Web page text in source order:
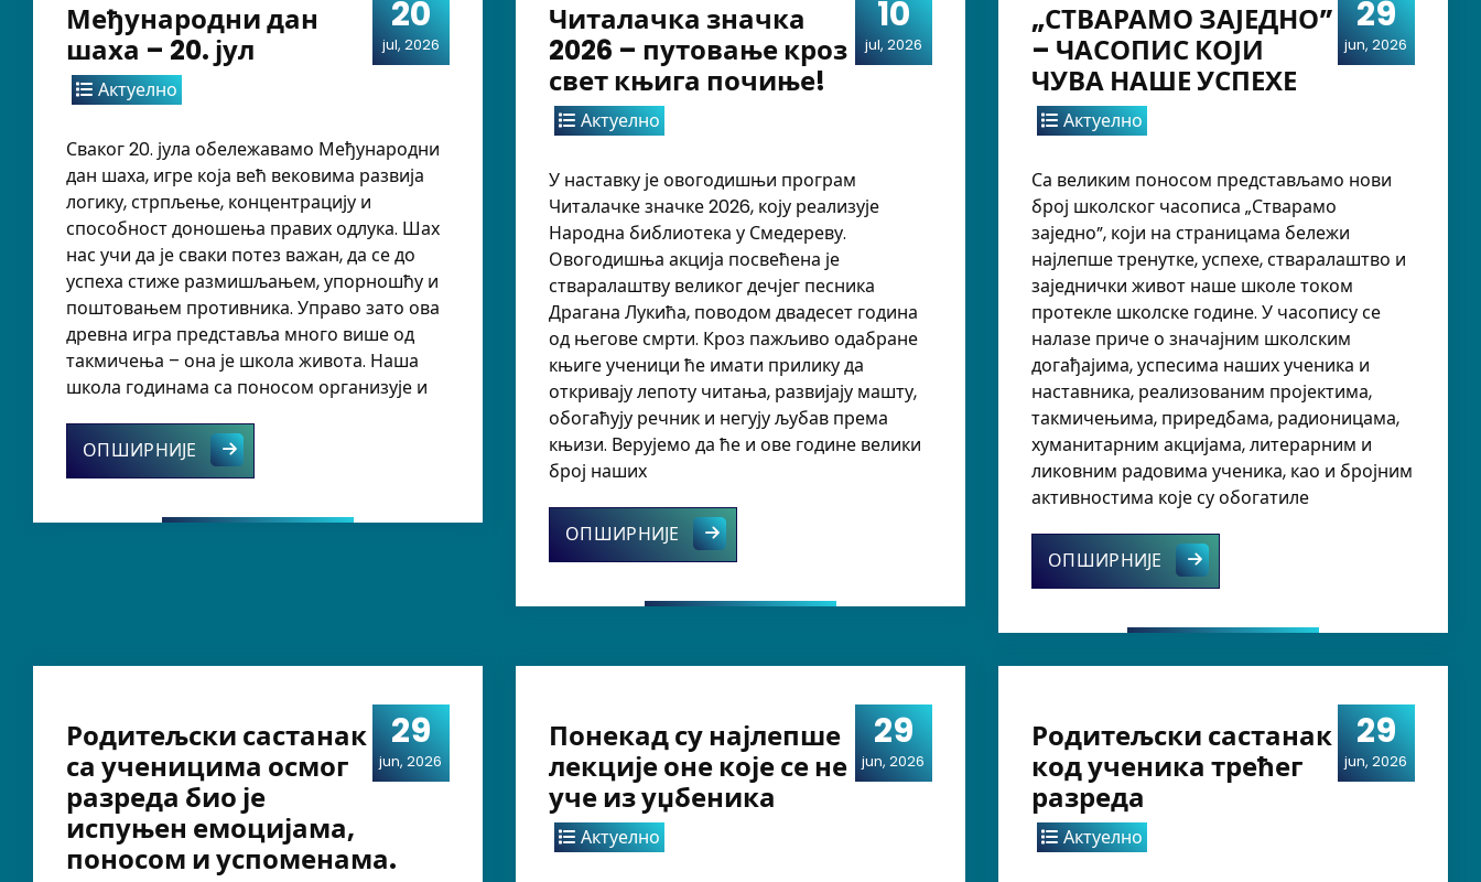
20
jul, 2026
Међународни дан
шаха – 20. јул
Актуелно
Сваког 20. јула обележавамо Међународни
дан шаха, игре која већ вековима развија
логику, стрпљење, концентрацију и
способност доношења правих одлука. Шах
нас учи да је сваки потез важан, да се до
успеха стиже размишљањем, упорношћу и
поштовањем противника. Управо зато ова
древна игра представља много више од
такмичења – она је школа живота. Наша
школа годинама са поносом организује и
ОПШИРНИЈЕ Међународни дан шаха – 20. јул
10
jul, 2026
Читалачка значка
2026 – путовање кроз
свет књига почиње!
Актуелно
У наставку је овогодишњи програм
Читалачке значке 2026, коју реализује
Народна библиотека у Смедереву.
Овогодишња акција посвећена је
стваралаштву великог дечјег песника
Драгана Лукића, поводом двадесет година
од његове смрти. Кроз пажљиво одабране
књиге ученици ће имати прилику да
откривају лепоту читања, развијају машту,
обогаћују речник и негују љубав према
књизи. Верујемо да ће и ове године велики
број наших
ОПШИРНИЈЕ Читалачка значка 2026 – путовање кроз свет књига почиње!
29
jun, 2026
„СТВАРАМО ЗАЈЕДНО”
– ЧАСОПИС КОЈИ
ЧУВА НАШЕ УСПЕХЕ
Актуелно
Са великим поносом представљамо нови
број школског часописа „Стварамо
заједно”, који на страницама бележи
најлепше тренутке, успехе, стваралаштво и
заједнички живот наше школе током
протекле школске године. У часопису се
налазе приче о значајним школским
догађајима, успесима наших ученика и
наставника, реализованим пројектима,
такмичењима, приредбама, радионицама,
хуманитарним акцијама, литерарним и
ликовним радовима ученика, као и бројним
активностима које су обогатиле
ОПШИРНИЈЕ „СТВАРАМО ЗАЈЕДНО” –
29
jun, 2026
Родитељски састанак
са ученицима осмог
разреда био је
испуњен емоцијама,
поносом и успоменама.
29
jun, 2026
Понекад су најлепше
лекције оне које се не
уче из уџбеника
Актуелно
29
jun, 2026
Родитељски састанак
код ученика трећег
разреда
Актуелно